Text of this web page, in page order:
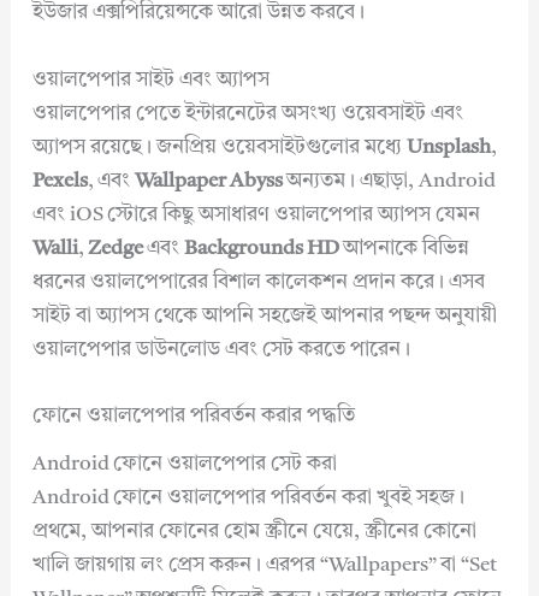
ইউজার এক্সপিরিয়েন্সকে আরো উন্নত করবে।
ওয়ালপেপার সাইট এবং অ্যাপস
ওয়ালপেপার পেতে ইন্টারনেটের অসংখ্য ওয়েবসাইট এবং
অ্যাপস রয়েছে। জনপ্রিয় ওয়েবসাইটগুলোর মধ্যে Unsplash,
Pexels, এবং Wallpaper Abyssঅন্যতম। এছাড়া, Android
এবং iOS স্টোরে কিছু অসাধারণ ওয়ালপেপার অ্যাপস যেমন
Walli, Zedgeএবং Backgrounds HDআপনাকে বিভিন্ন
ধরনের ওয়ালপেপারের বিশাল কালেকশন প্রদান করে। এসব
সাইট বা অ্যাপস থেকে আপনি সহজেই আপনার পছন্দ অনুযায়ী
ওয়ালপেপার ডাউনলোড এবং সেট করতে পারেন।
ফোনে ওয়ালপেপার পরিবর্তন করার পদ্ধতি
Android ফোনে ওয়ালপেপার সেট করা
Android ফোনে ওয়ালপেপার পরিবর্তন করা খুবই সহজ।
প্রথমে, আপনার ফোনের হোম স্ক্রীনে যেয়ে, স্ক্রীনের কোনো
খালি জায়গায় লং প্রেস করুন। এরপর “Wallpapers” বা “Set